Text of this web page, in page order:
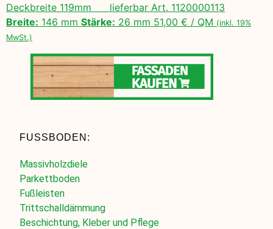
Deckbreite 119mm lieferbar Art. 1120000113
Breite: 146 mm Stärke: 26 mm 51,00 € / QM (inkl. 19%
MwSt.)
FUSSBODEN:
Massivholzdiele
Parkettboden
Fußleisten
Trittschalldämmung
Beschichtung, Kleber und Pflege